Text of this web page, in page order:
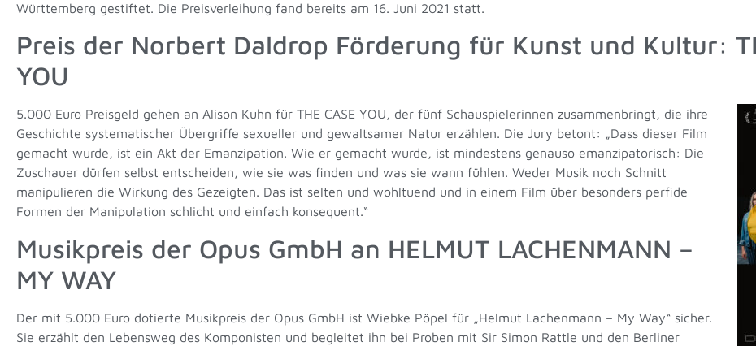
Württemberg gestiftet. Die Preisverleihung fand bereits am 16. Juni 2021 statt.
Preis der Norbert Daldrop Förderung für Kunst und Kultur:
YOU
5.000 Euro Preisgeld gehen an Alison Kuhn für THE CASE YOU, der fünf Schauspielerinnen zusammenbringt, die ihre
Geschichte systematischer Übergriffe sexueller und gewaltsamer Natur erzählen. Die Jury betont: „Dass dieser Film
gemacht wurde, ist ein Akt der Emanzipation. Wie er gemacht wurde, ist mindestens genauso emanzipatorisch: Die
Zuschauer dürfen selbst entscheiden, wie sie was finden und was sie wann fühlen. Weder Musik noch Schnitt
manipulieren die Wirkung des Gezeigten. Das ist selten und wohltuend und in einem Film über besonders perfide
Formen der Manipulation schlicht und einfach konsequent.“
Musikpreis der Opus GmbH an HELMUT LACHENMANN –
MY WAY
Der mit 5.000 Euro dotierte Musikpreis der Opus GmbH ist Wiebke Pöpel für „Helmut Lachenmann – My Way“ sicher.
Sie erzählt den Lebensweg des Komponisten und begleitet ihn bei Proben mit Sir Simon Rattle und den Berliner